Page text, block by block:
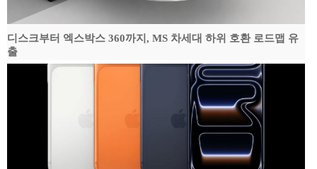
디스크부터 엑스박스 360까지, MS 차세대 하위 호환 로드맵 유
출